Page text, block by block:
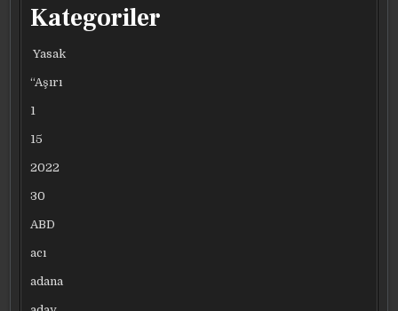
Kategoriler
Yasak
“Aşırı
1
15
2022
30
ABD
acı
adana